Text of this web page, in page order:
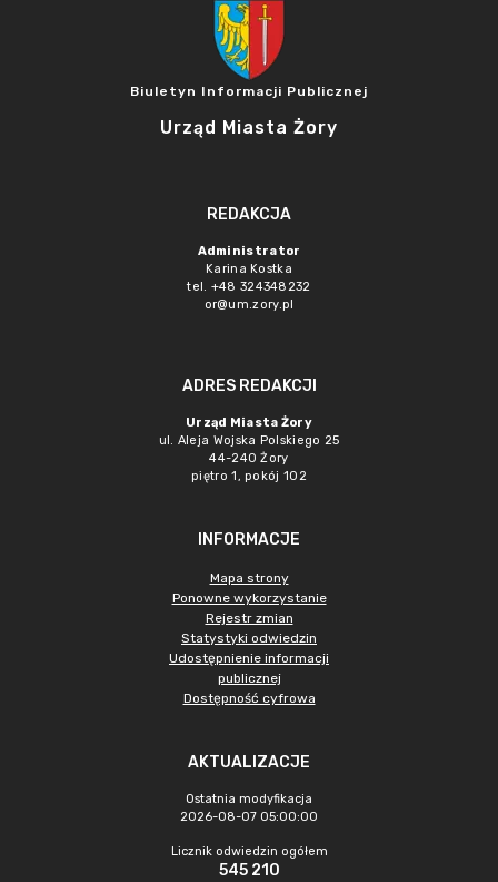
Biuletyn Informacji Publicznej
Urząd Miasta Żory
REDAKCJA
Administrator
Karina Kostka
tel. +48 324348232
or@um.zory.pl
ADRES REDAKCJI
Urząd Miasta Żory
ul. Aleja Wojska Polskiego 25
44-240 Żory
piętro 1, pokój 102
INFORMACJE
Mapa strony
Ponowne wykorzystanie
Rejestr zmian
Statystyki odwiedzin
Udostępnienie informacji
publicznej
Dostępność cyfrowa
AKTUALIZACJE
Ostatnia modyfikacja
2026-08-07 05:00:00
Licznik odwiedzin ogółem
545 210